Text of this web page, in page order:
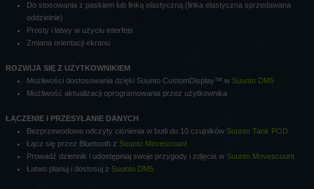
Do stosowania z paskiem lub linką elastyczną (linka elastyczna sprzedawana
oddzielnie)
Prosty i łatwy w użyciu interfejs
Zmiana orientacji ekranu
ROZWIJA SIĘ Z UŻYTKOWNIKIEM
Możliwości dostosowania dzięki Suunto CustomDisplay™ w Suunto DM5
Możliwość aktualizacji oprogramowania przez użytkownika
ŁĄCZENIE I PRZESYŁANIE DANYCH
Bezprzewodowe odczyty ciśnienia w butli do 10 czujników Suunto Tank POD
Łącz się przez Bluetooth z Suunto Movescount
Prowadź dziennik i udostępniaj swoje przygody i zdjęcia w Suunto Movescount
Łatwo planuj i dostosuj z Suunto DM5